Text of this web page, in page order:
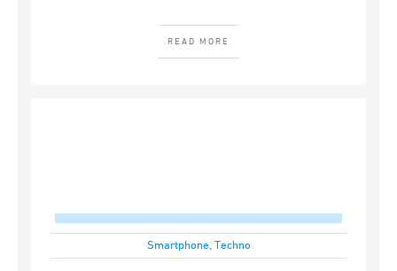
READ MORE
Smartphone, Techno